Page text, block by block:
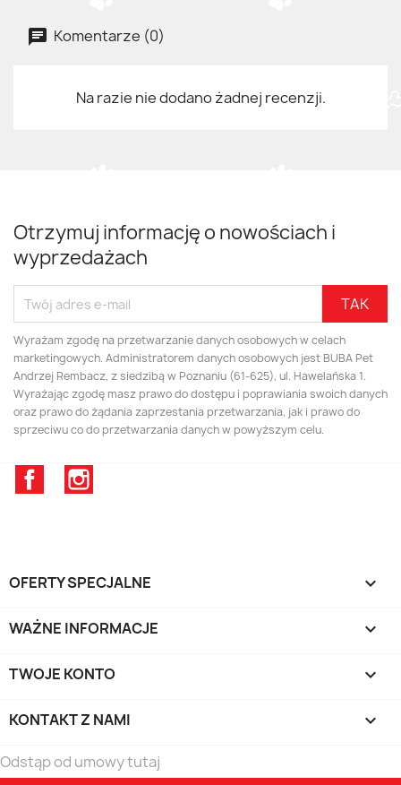
Komentarze (0)
Na razie nie dodano żadnej recenzji.
Otrzymuj informację o nowościach i
wyprzedażach
Wyrażam zgodę na przetwarzanie danych osobowych w celach
marketingowych. Administratorem danych osobowych jest BUBA Pet
Andrzej Rembacz, z siedzibą w Poznaniu (61-625), ul. Hawelańska 1.
Wyrażając zgodę masz prawo do dostępu i poprawiania swoich danych
oraz prawo do żądania zaprzestania przetwarzania, jak i prawo do
sprzeciwu co do przetwarzania danych w powyższym celu.
Facebook
OFERTY SPECJALNE 
WAŻNE INFORMACJE 
TWOJE KONTO 
KONTAKT Z NAMI keyboard_arrow_down
Odstąp od umowy tutaj